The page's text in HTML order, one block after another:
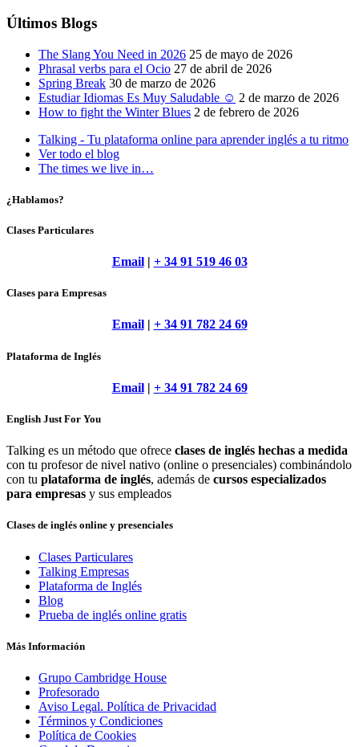
Últimos Blogs
The Slang You Need in 2026 25 de mayo de 2026
Phrasal verbs para el Ocio 27 de abril de 2026
Spring Break 30 de marzo de 2026
Estudiar Idiomas Es Muy Saludable ☺ 2 de marzo de 2026
How to fight the Winter Blues 2 de febrero de 2026
Talking - Tu plataforma online para aprender inglés a tu ritmo
Ver todo el blog
The times we live in…
¿Hablamos?
Clases Particulares
Email| + 34 91 519 46 03
Clases para Empresas
Email| + 34 91 782 24 69
Plataforma de Inglés
Email| + 34 91 782 24 69
English Just For You
Talking es un método que ofrece clases de inglés hechas a medida
con tu profesor de nivel nativo (online o presenciales) combinándolo
con tu plataforma de inglés, además de cursos especializados
para empresas y sus empleados
Clases de inglés online y presenciales
Clases Particulares
Talking Empresas
Plataforma de Inglés
Blog
Prueba de inglés online gratis
Más Información
Grupo Cambridge House
Profesorado
Aviso Legal. Política de Privacidad
Términos y Condiciones
Política de Cookies